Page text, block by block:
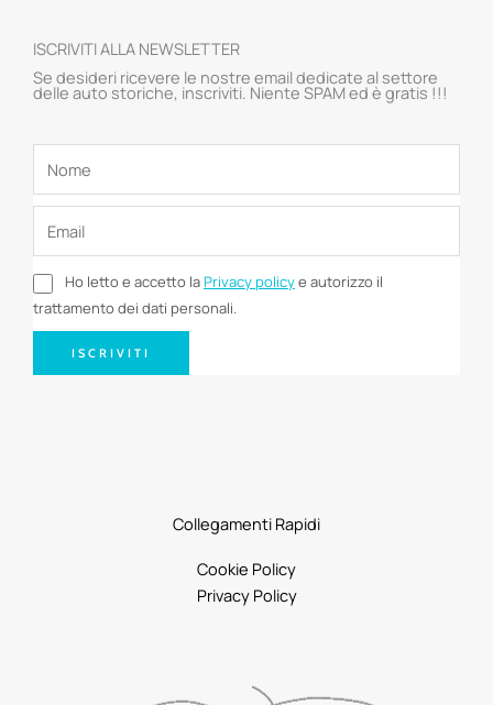
ISCRIVITI ALLA NEWSLETTER
Se desideri ricevere le nostre email dedicate al settore
delle auto storiche, inscriviti. Niente SPAM ed è gratis !!!
Ho letto e accetto laPrivacy policye autorizzo il
trattamento dei dati personali.
ISCRIVITI
Collegamenti Rapidi
Cookie Policy
Privacy Policy